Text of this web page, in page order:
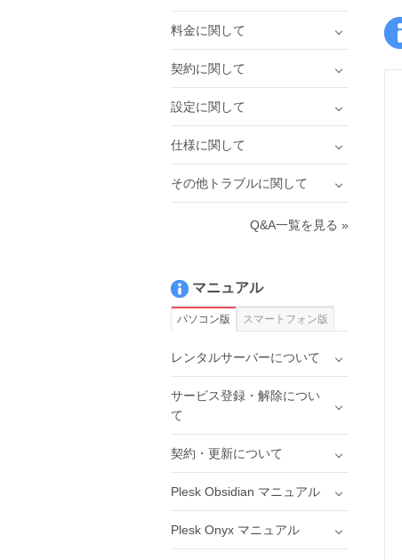
料金に関して
契約に関して
設定に関して
仕様に関して
その他トラブルに関して
Q&A一覧を見る »
マニュアル
パソコン版 スマートフォン版
レンタルサーバーについて
サービス登録・解除につい
て
契約・更新について
Plesk Obsidian マニュアル
Plesk Onyx マニュアル